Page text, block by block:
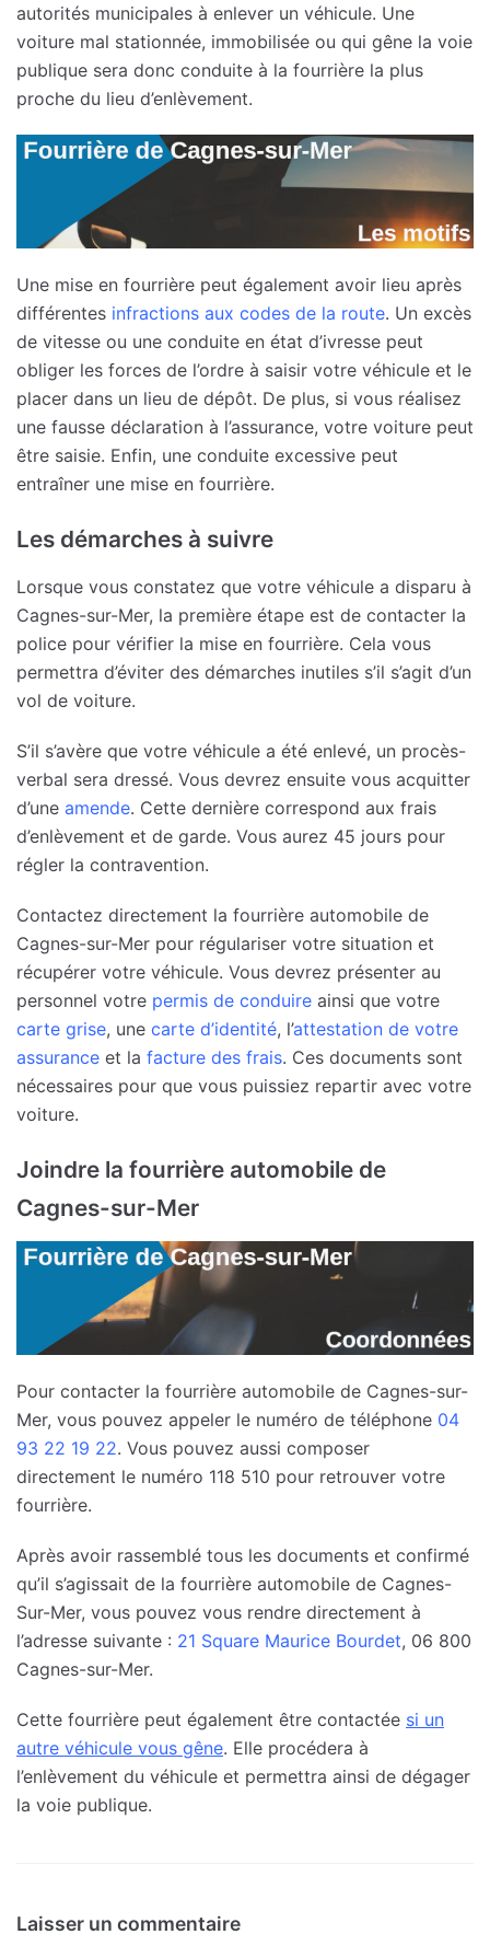
autorités municipales à enlever un véhicule. Une
voiture mal stationnée, immobilisée ou qui gêne la voie
publique sera donc conduite à la fourrière la plus
proche du lieu d’enlèvement.
Une mise en fourrière peut également avoir lieu après
différentes infractions aux codes de la route. Un excès
de vitesse ou une conduite en état d’ivresse peut
obliger les forces de l’ordre à saisir votre véhicule et le
placer dans un lieu de dépôt. De plus, si vous réalisez
une fausse déclaration à l’assurance, votre voiture peut
être saisie. Enfin, une conduite excessive peut
entraîner une mise en fourrière.
Les démarches à suivre
Lorsque vous constatez que votre véhicule a disparu à
Cagnes-sur-Mer, la première étape est de contacter la
police pour vérifier la mise en fourrière. Cela vous
permettra d’éviter des démarches inutiles s’il s’agit d’un
vol de voiture.
S’il s’avère que votre véhicule a été enlevé, un procès-
verbal sera dressé. Vous devrez ensuite vous acquitter
d’une amende. Cette dernière correspond aux frais
d’enlèvement et de garde. Vous aurez 45 jours pour
régler la contravention.
Contactez directement la fourrière automobile de
Cagnes-sur-Mer pour régulariser votre situation et
récupérer votre véhicule. Vous devrez présenter au
personnel votre permis de conduire ainsi que votre
carte grise, une carte d’identité, l’attestation de votre
assurance et la facture des frais. Ces documents sont
nécessaires pour que vous puissiez repartir avec votre
voiture.
Joindre la fourrière automobile de
Cagnes-sur-Mer
Pour contacter la fourrière automobile de Cagnes-sur-
Mer, vous pouvez appeler le numéro de téléphone 04
93 22 19 22. Vous pouvez aussi composer
directement le numéro 118 510 pour retrouver votre
fourrière.
Après avoir rassemblé tous les documents et confirmé
qu’il s’agissait de la fourrière automobile de Cagnes-
Sur-Mer, vous pouvez vous rendre directement à
l’adresse suivante : 21 Square Maurice Bourdet, 06 800
Cagnes-sur-Mer.
Cette fourrière peut également être contactée si un
autre véhicule vous gêne. Elle procédera à
l’enlèvement du véhicule et permettra ainsi de dégager
la voie publique.
Laisser un commentaire